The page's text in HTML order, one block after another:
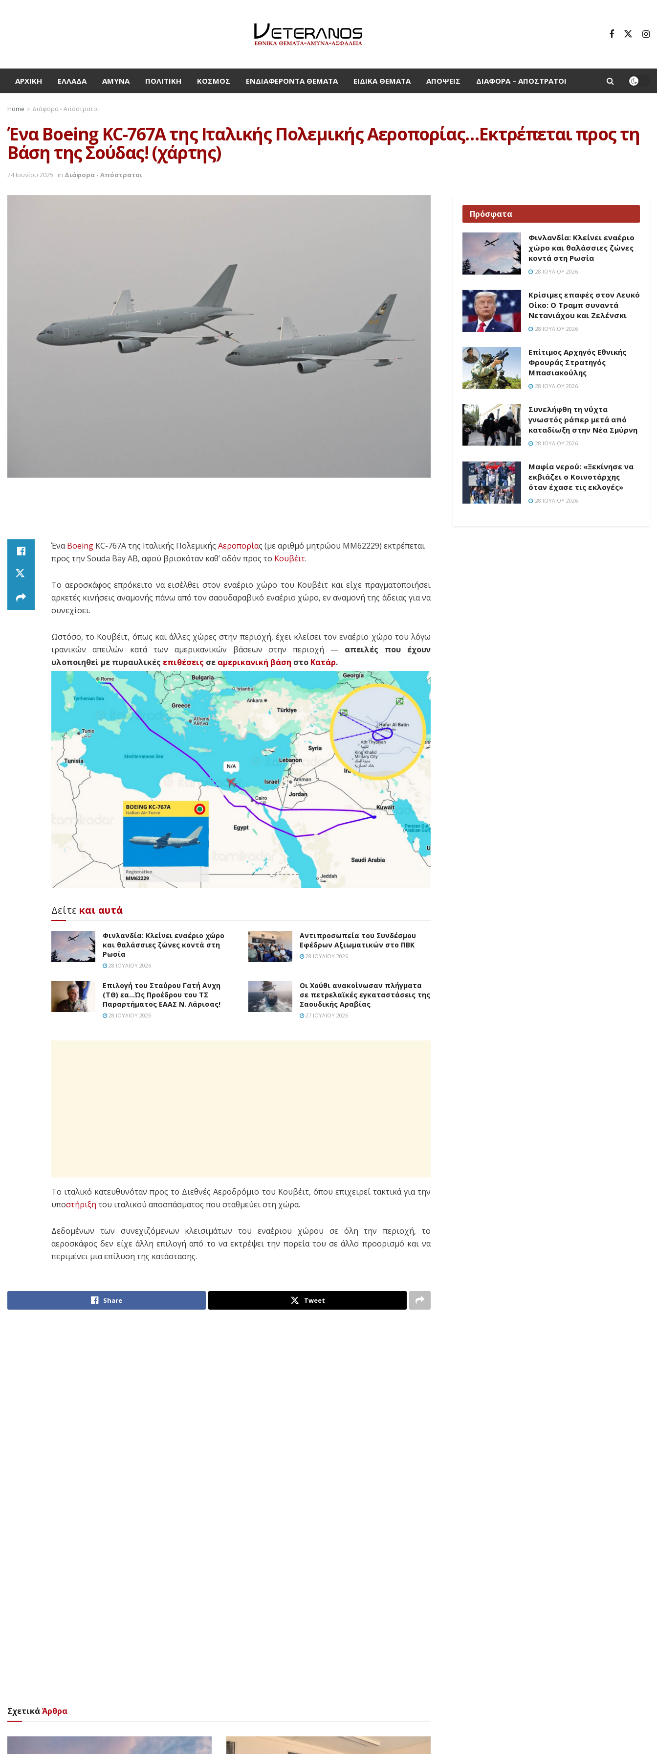
ΑΡΧΙΚΉ ΕΛΛΆΔΑ ΆΜΥΝΑ ΠΟΛΙΤΙΚΉ ΚΌΣΜΟΣ ΕΝΔΙΑΦΈΡΟΝΤΑ ΘΈΜΑΤΑ ΕΙΔΙΚΆ ΘΈΜΑΤΑ ΑΠΌΨΕΙΣ ΔΙΆΦΟΡΑ – ΑΠΌΣΤΡΑΤΟΙ
Home Διάφορα - Απόστρατοι
Ένα Boeing KC-767A της Ιταλικής Πολεμικής Αεροπορίας…Εκτρέπεται προς τη
Βάση της Σούδας! (χάρτης)
24 Ιουνίου 2025 in Διάφορα - Απόστρατοι
ΈναBoeing KC-767A της Ιταλικής Πολεμικής Αεροπορίας (με αριθμό μητρώου MM62229) εκτρέπεται
προς την Souda Bay AB, αφού βρισκόταν καθ’ οδόν προς το Κουβέιτ.
Το αεροσκάφος επρόκειτο να εισέλθει στον εναέριο χώρο του Κουβέιτ και είχε πραγματοποιήσει
αρκετές κινήσεις αναμονής πάνω από τον σαουδαραβικό εναέριο χώρο, εν αναμονή της άδειας για να
συνεχίσει.
Ωστόσο, το Κουβέιτ, όπως και άλλες χώρες στην περιοχή, έχει κλείσει τον εναέριο χώρο του λόγω
ιρανικών απειλών κατά των αμερικανικών βάσεων στην περιοχή — απειλές που έχουν
υλοποιηθεί με πυραυλικές επιθέσεις σε αμερικανική βάση στο Κατάρ.
Δείτε και αυτά
Φινλανδία: Κλείνει εναέριο χώρο
και θαλάσσιες ζώνες κοντά στη
Ρωσία
28 ΙΟΥΛΊΟΥ 2026
Aντιπροσωπεία του Συνδέσμου
Εφέδρων Αξιωματικών στο ΠΒΚ
28 ΙΟΥΛΊΟΥ 2026
Επιλογή του Σταύρου Γατή Ανχη
(ΤΘ) εα…Ώς Προέδρου του ΤΣ
Παραρτήματος ΕΑΑΣ Ν. Λάρισας!
28 ΙΟΥΛΊΟΥ 2026
Οι Χούθι ανακοίνωσαν πλήγματα
σε πετρελαϊκές εγκαταστάσεις της
Σαουδικής Αραβίας
27 ΙΟΥΛΊΟΥ 2026
Το ιταλικό κατευθυνόταν προς το Διεθνές Αεροδρόμιο του Κουβέιτ, όπου επιχειρεί τακτικά για την
υποστήριξη του ιταλικού αποσπάσματος που σταθμεύει στη χώρα.
Δεδομένων των συνεχιζόμενων κλεισιμάτων του εναέριου χώρου σε όλη την περιοχή, το
αεροσκάφος δεν είχε άλλη επιλογή από το να εκτρέψει την πορεία του σε άλλο προορισμό και να
περιμένει μια επίλυση της κατάστασης.
Share Tweet
ΣχετικάΆρθρα
Πρόσφατα
Φινλανδία: Κλείνει εναέριο
χώρο και θαλάσσιες ζώνες
κοντά στη Ρωσία
28 ΙΟΥΛΊΟΥ 2026
Κρίσιμες επαφές στον Λευκό
Οίκο: Ο Τραμπ συναντά
Νετανιάχου και Ζελένσκι
28 ΙΟΥΛΊΟΥ 2026
Επίτιμος Αρχηγός Εθνικής
Φρουράς Στρατηγός
Μπασιακούλης
28 ΙΟΥΛΊΟΥ 2026
Συνελήφθη τη νύχτα
γνωστός ράπερ μετά από
καταδίωξη στην Νέα Σμύρνη
28 ΙΟΥΛΊΟΥ 2026
Μαφία νερού: «Ξεκίνησε να
εκβιάζει ο Κοινοτάρχης
όταν έχασε τις εκλογές»
28 ΙΟΥΛΊΟΥ 2026